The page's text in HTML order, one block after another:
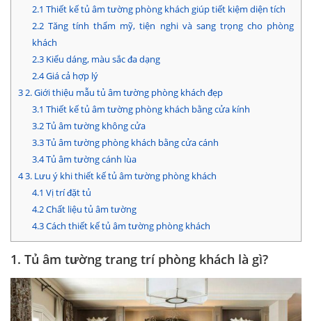
2.1 Thiết kế tủ âm tường phòng khách giúp tiết kiệm diện tích
2.2Tăng tính thẩm mỹ, tiện nghi và sang trọng cho phòng
khách
2.3Kiểu dáng, màu sắc đa dạng
2.4Giá cả hợp lý
32. Giới thiệu mẫu tủ âm tường phòng khách đẹp
3.1 Thiết kế tủ âm tường phòng khách bằng cửa kính
3.2Tủ âm tường không cửa
3.3Tủ âm tường phòng khách bằng cửa cánh
3.4Tủ âm tường cánh lùa
43. Lưu ý khi thiết kế tủ âm tường phòng khách
4.1 Vị trí đặt tủ
4.2Chất liệu tủ âm tường
4.3Cách thiết kế tủ âm tường phòng khách
1. Tủ âm tường trang trí phòng khách là gì?